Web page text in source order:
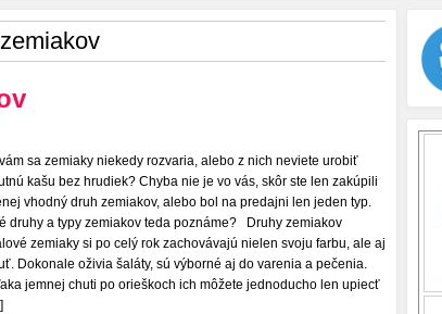
sa zemiaky niekedy rozvaria, alebo z nich neviete urobiť
kašu bez hrudiek? Chyba nie je vo vás, skôr ste len zakúpili
vhodný druh zemiakov, alebo bol na predajni len jeden typ.
druhy a typy zemiakov teda poznáme? Druhy zemiakov
zemiaky si po celý rok zachovávajú nielen svoju farbu, ale aj
Dokonale oživia šaláty, sú výborné aj do varenia a pečenia.
jemnej chuti po orieškoch ich môžete jednoducho len upiecť